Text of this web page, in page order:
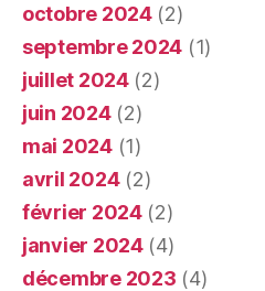
octobre 2024(2)
septembre 2024 (1)
juillet 2024(2)
juin 2024(2)
mai 2024(1)
avril 2024(2)
février 2024(2)
janvier 2024(4)
décembre 2023 (4)